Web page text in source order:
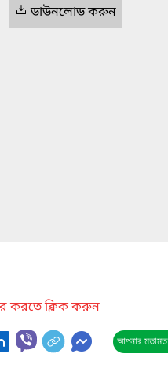
ডাউনলোড করুন
করতে ক্লিক করুন
আপনার